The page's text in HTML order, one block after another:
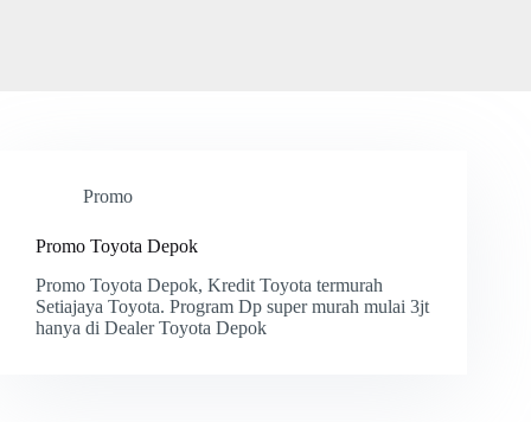
Promo
Promo Toyota Depok
Promo Toyota Depok, Kredit Toyota termurah
Setiajaya Toyota. Program Dp super murah mulai 3jt
hanya di Dealer Toyota Depok